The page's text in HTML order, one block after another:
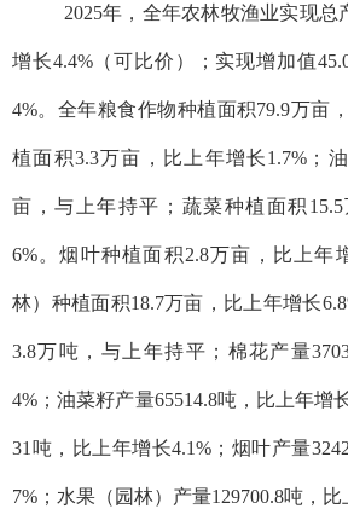
2025年，全年农林牧渔业实现总
增长4.4%（可比价）；实现增加值
4%。全年粮食作物种植面积79.9万亩
植面积3.3万亩，比上年增长1.7%；
亩，与上年持平；蔬菜种植面积
6%。烟叶种植面积2.8万亩，比上年
林）种植面积18.7万亩，比上年增长
3.8万吨，与上年持平；棉花产量
4%；油菜籽产量65514.8吨，比上年增
31吨，比上年增长4.1%；烟叶产量
7%；水果（园林）产量129700.8吨，比